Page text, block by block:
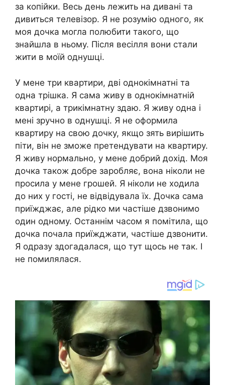
за копійки. Весь день лежить на дивані та
дивиться телевізор. Я не розумію одного, як
моя дочка могла полюбити такого, що
знайшла в ньому. Після весілля вони стали
жити в моїй однушці.
У мене три квартири, дві однокімнатні та
одна трішка. Я сама живу в однокімнатній
квартирі, а трикімнатну здаю. Я живу одна і
мені зручно в однушці. Я не оформила
квартиру на свою дочку, якщо зять вирішить
піти, він не зможе претендувати на квартиру.
Я живу нормально, у мене добрий дохід. Моя
дочка також добре заробляє, вона ніколи не
просила у мене грошей. Я ніколи не ходила
до них у гості, не відвідувала їх. Дочка сама
приїжджає, але рідко ми частіше дзвонимо
один одному. Останнім часом я помітила, що
дочка почала приїжджати, частіше дзвонити.
Я одразу здогадалася, що тут щось не так. І
не помилялася.